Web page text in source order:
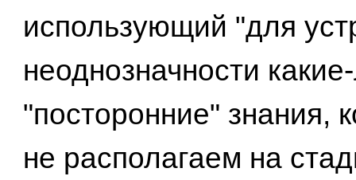
использующий "для
неоднозначности
"посторонние" знания,
не располагаем на